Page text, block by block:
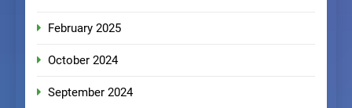
February 2025
October 2024
September 2024